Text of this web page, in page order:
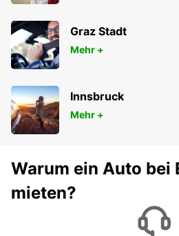
Graz Stadt
Mehr +
Innsbruck
Mehr +
Warum ein Auto bei
mieten?